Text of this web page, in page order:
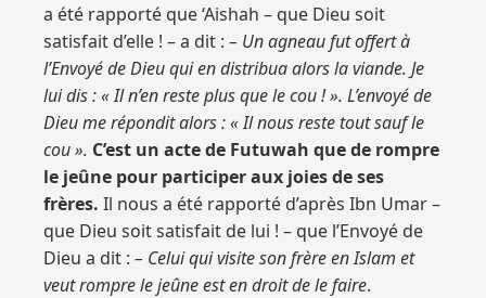
a été rapporté que ‘Aishah – que Dieu soit
satisfait d’elle ! – a dit : – Un agneau fut offert à
l’Envoyé de Dieu qui en distribua alors la viande. Je
lui dis : « Il n’en reste plus que le cou ! ». L’envoyé de
Dieu me répondit alors : « Il nous reste tout sauf le
cou ». C’est un acte de Futuwah que de rompre
le jeûne pour participer aux joies de ses
frères. Il nous a été rapporté d’après Ibn Umar –
que Dieu soit satisfait de lui ! – que l’Envoyé de
Dieu a dit : – Celui qui visite son frère en Islam et
veut rompre le jeûne est en droit de le faire.